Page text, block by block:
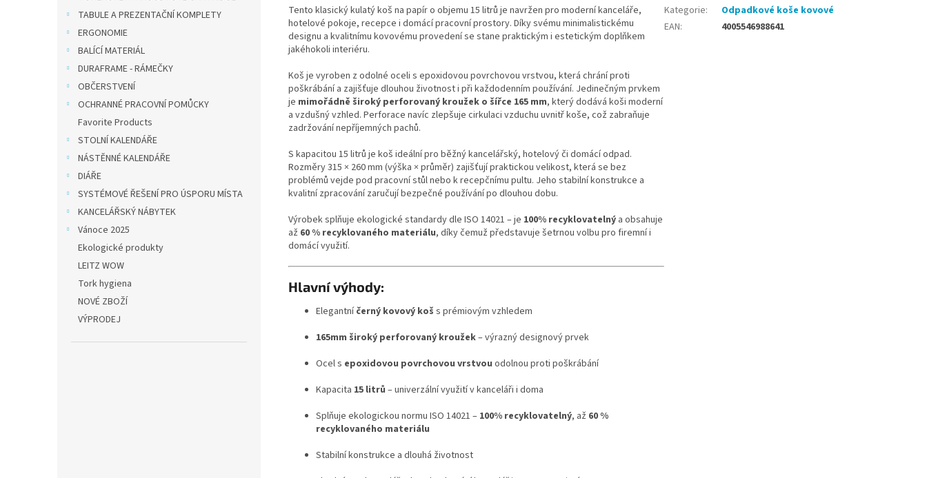
TABULE A PREZENTAČNÍ KOMPLETY
ERGONOMIE
BALÍCÍ MATERIÁL
DURAFRAME - RÁMEČKY
OBČERSTVENÍ
OCHRANNÉ PRACOVNÍ POMŮCKY
Favorite Products
STOLNÍ KALENDÁŘE
NÁSTĚNNÉ KALENDÁŘE
DIÁŘE
SYSTÉMOVÉ ŘEŠENÍ PRO ÚSPORU MÍSTA
KANCELÁŘSKÝ NÁBYTEK
Vánoce 2025
Ekologické produkty
LEITZ WOW
Tork hygiena
NOVÉ ZBOŽÍ
VÝPRODEJ
Tento klasický kulatý koš na papír o objemu 15 litrů je navržen pro moderní kanceláře,
hotelové pokoje, recepce i domácí pracovní prostory. Díky svému minimalistickému
designu a kvalitnímu kovovému provedení se stane praktickým i estetickým doplňkem
jakéhokoli interiéru.
Koš je vyroben z odolné oceli s epoxidovou povrchovou vrstvou, která chrání proti
poškrábání a zajišťuje dlouhou životnost i při každodenním používání. Jedinečným prvkem
je mimořádně široký perforovaný kroužek o šířce 165 mm, který dodává koši moderní
a vzdušný vzhled. Perforace navíc zlepšuje cirkulaci vzduchu uvnitř koše, což zabraňuje
zadržování nepříjemných pachů.
S kapacitou 15 litrů je koš ideální pro běžný kancelářský, hotelový či domácí odpad.
Rozměry 315 × 260 mm (výška × průměr) zajišťují praktickou velikost, která se bez
problémů vejde pod pracovní stůl nebo k recepčnímu pultu. Jeho stabilní konstrukce a
kvalitní zpracování zaručují bezpečné používání po dlouhou dobu.
Výrobek splňuje ekologické standardy dle ISO 14021 – je 100% recyklovatelný a obsahuje
až 60 % recyklovaného materiálu, díky čemuž představuje šetrnou volbu pro firemní i
domácí využití.
Hlavní výhody:
Elegantníčerný kovový koš s prémiovým vzhledem
165mm široký perforovaný kroužek– výrazný designový prvek
Ocel s epoxidovou povrchovou vrstvou odolnou proti poškrábání
Kapacita 15 litrů – univerzální využití v kanceláři i doma
Splňuje ekologickou normu ISO 14021 – 100% recyklovatelný, až 60 %
recyklovaného materiálu
Stabilní konstrukce a dlouhá životnost
Kategorie:
Odpadkové koše kovové
EAN: 4005546988641